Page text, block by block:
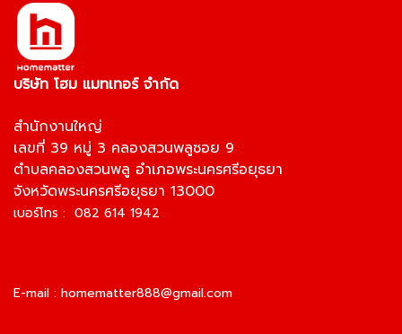
บริษัท โฮม แมทเทอร์ จำกัด
สำนักงานใหญ่
เลขที่ 39 หมู่ 3 คลองสวนพลูซอย 9
ตำบลคลองสวนพลู อำเภอพระนครศรีอยุธยา
จังหวัดพระนครศรีอยุธยา 13000
เบอร์โทร : 082 614 1942
E-mail : homematter888@gmail.com